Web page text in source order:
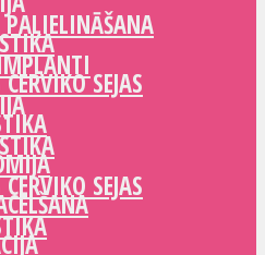
SEJAS
PALIELINĀŠANA
SEJAS